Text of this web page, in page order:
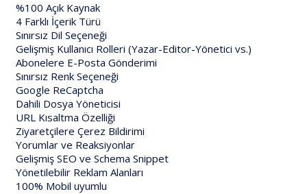
%100 Açık Kaynak
4 Farklı İçerik Türü
Sınırsız Dil Seçeneği
Gelişmiş Kullanıcı Rolleri (Yazar-Editor-Yönetici vs.)
Abonelere E-Posta Gönderimi
Sınırsız Renk Seçeneği
Google ReCaptcha
Dahili Dosya Yöneticisi
URL Kısaltma Özelliği
Ziyaretçilere Çerez Bildirimi
Yorumlar ve Reaksiyonlar
Gelişmiş SEO ve Schema Snippet
Yönetilebilir Reklam Alanları
100% Mobil uyumlu